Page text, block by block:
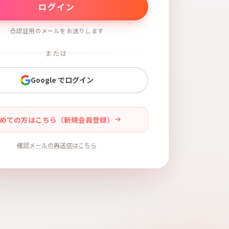
認証用のメールをお送りします
または
Google でログイン
ての方はこちら（新規会員登録）
確認メールの再送信はこちら